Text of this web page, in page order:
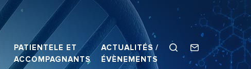
PATIENTELE ET
ACCOMPAGNANTS
ACTUALITÉS /
ÉVÈNEMENTS